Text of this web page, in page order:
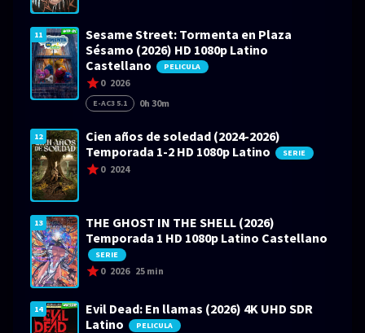
11
Sesame Street: Tormenta en Plaza
Sésamo (2026) HD 1080p Latino
Castellano
PELICULA
0 2026
E-AC3 5.1 0h 30m
12
Cien años de soledad (2024-2026)
Temporada 1-2 HD 1080p Latino
SERIE
0 2024
13
THE GHOST IN THE SHELL (2026)
Temporada 1 HD 1080p Latino Castellano
SERIE
0 2026 25 min
14
Evil Dead: En llamas (2026) 4K UHD SDR
Latino
PELICULA